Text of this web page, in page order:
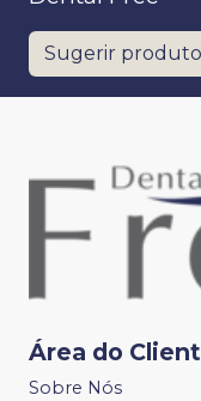
Sugerir
Área do
Sobre Nós